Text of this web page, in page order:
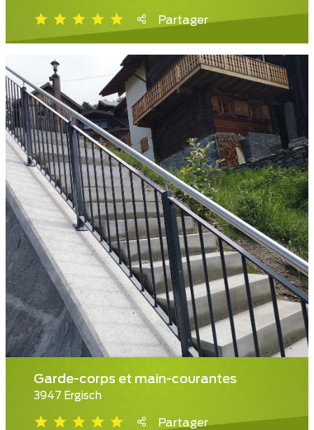
Partager
Garde-corps et main-courantes
3947 Ergisch
Partager